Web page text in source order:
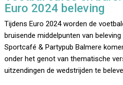
Euro 2024 beleving
Tijdens Euro 2024 worden de
bruisende middelpunten van
Sportcafé & Partypub Balmere
onder het genot van thematische
uitzendingen de wedstrijden te